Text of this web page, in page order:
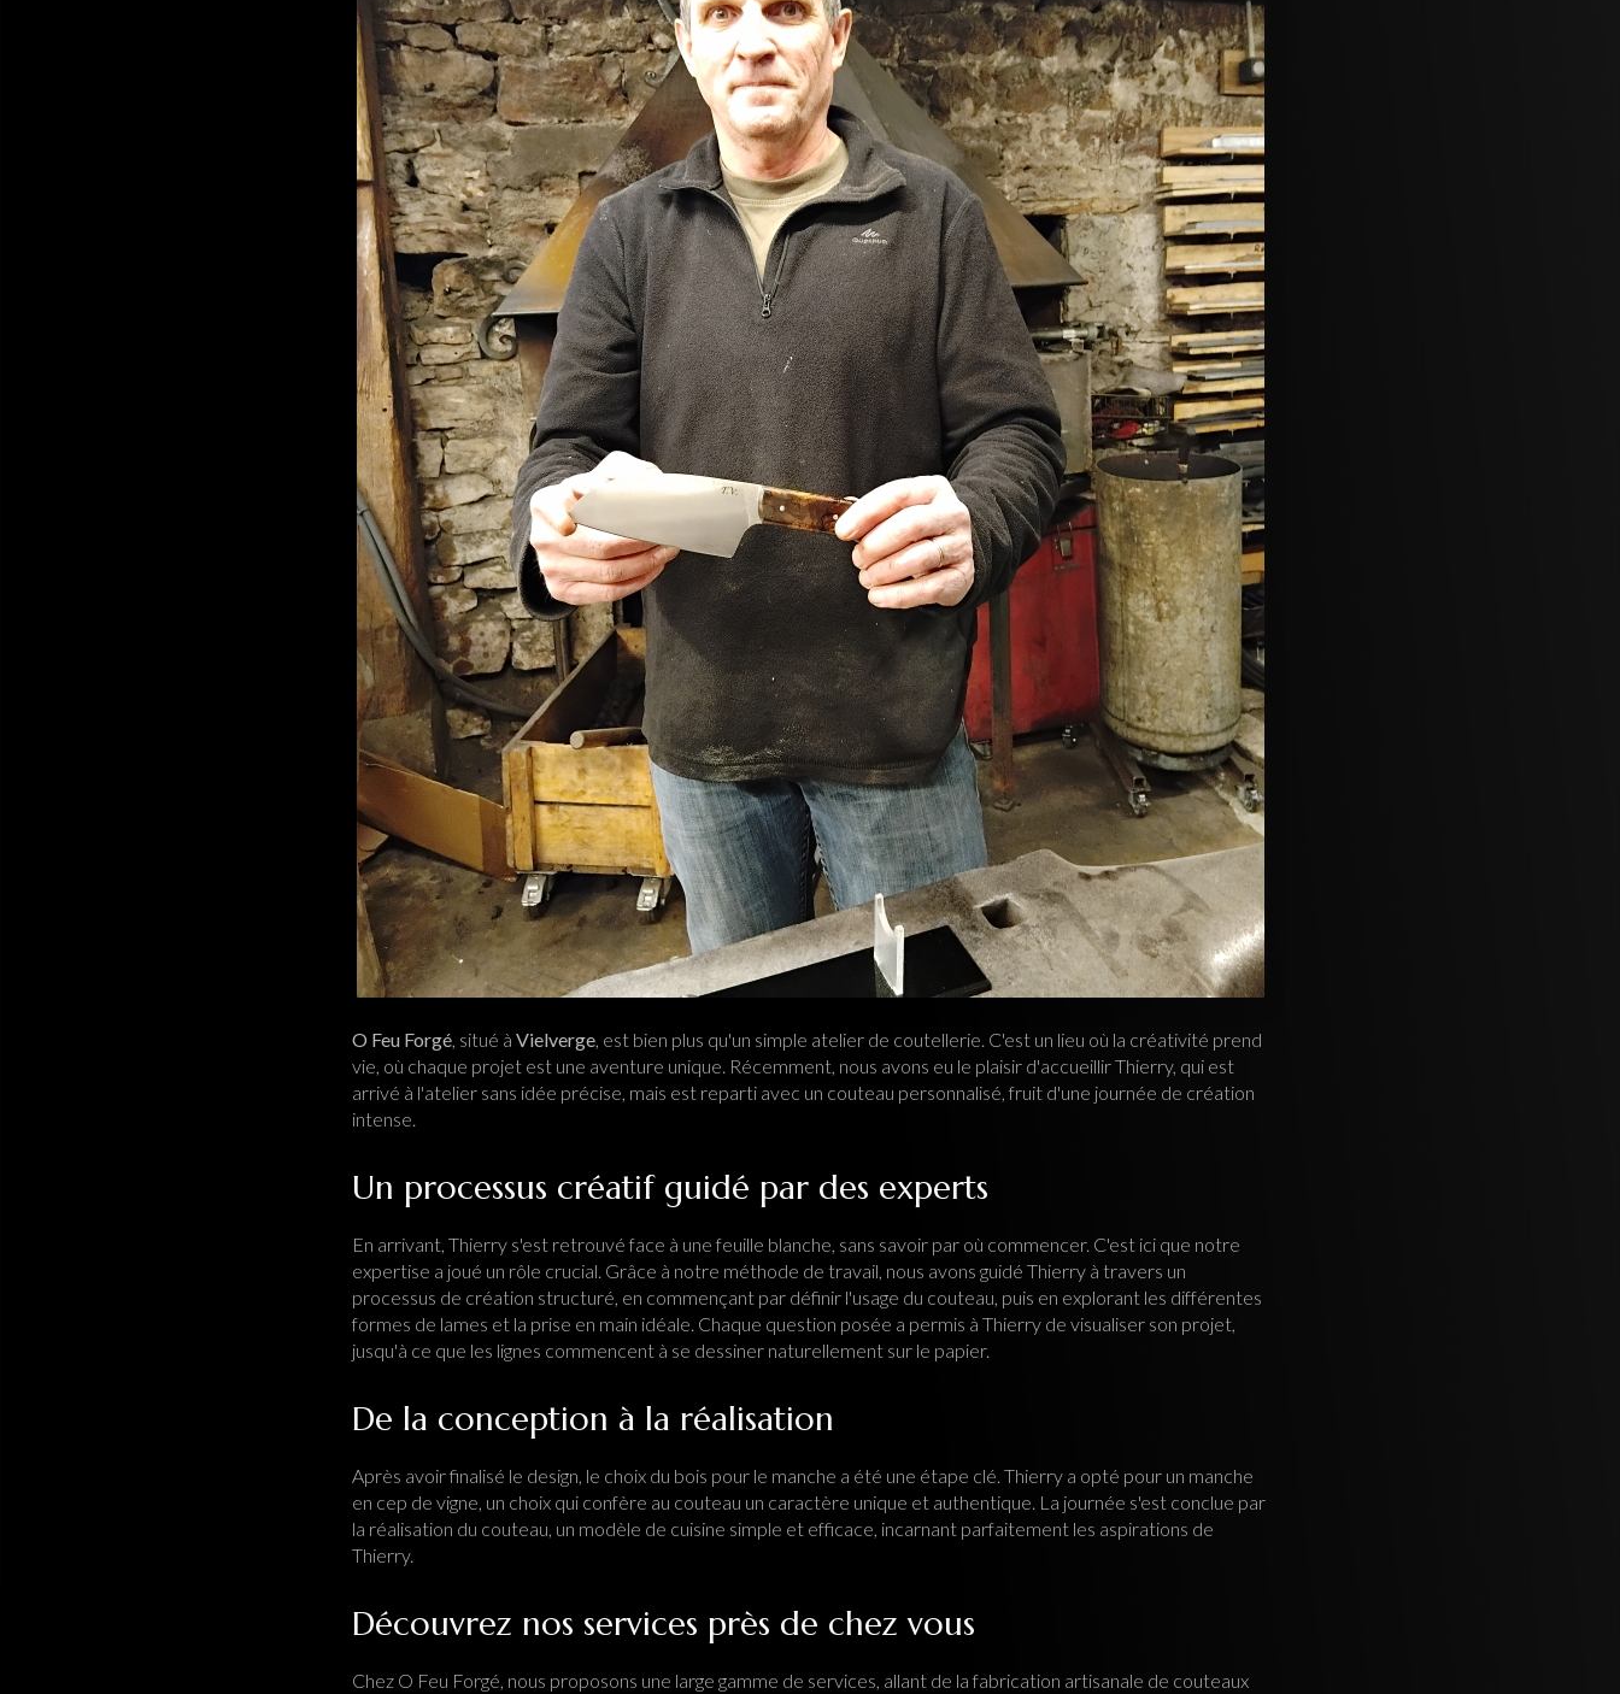
O Feu Forgé, situé à Vielverge, est bien plus qu'un simple atelier de coutellerie. C'est un lieu où la créativité prend
vie, où chaque projet est une aventure unique. Récemment, nous avons eu le plaisir d'accueillir Thierry, qui est
arrivé à l'atelier sans idée précise, mais est reparti avec un couteau personnalisé, fruit d'une journée de création
intense.
Un processus créatif guidé par des experts
En arrivant, Thierry s'est retrouvé face à une feuille blanche, sans savoir par où commencer. C'est ici que notre
expertise a joué un rôle crucial. Grâce à notre méthode de travail, nous avons guidé Thierry à travers un
processus de création structuré, en commençant par définir l'usage du couteau, puis en explorant les différentes
formes de lames et la prise en main idéale. Chaque question posée a permis à Thierry de visualiser son projet,
jusqu'à ce que les lignes commencent à se dessiner naturellement sur le papier.
De la conception à la réalisation
Après avoir finalisé le design, le choix du bois pour le manche a été une étape clé. Thierry a opté pour un manche
en cep de vigne, un choix qui confère au couteau un caractère unique et authentique. La journée s'est conclue par
la réalisation du couteau, un modèle de cuisine simple et efficace, incarnant parfaitement les aspirations de
Thierry.
Découvrez nos services près de chez vous
Chez O Feu Forgé, nous proposons une large gamme de services, allant de la fabrication artisanale de couteaux